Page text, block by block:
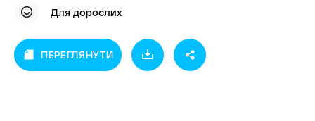
Для дорослих
ПЕРЕГЛЯНУТИ